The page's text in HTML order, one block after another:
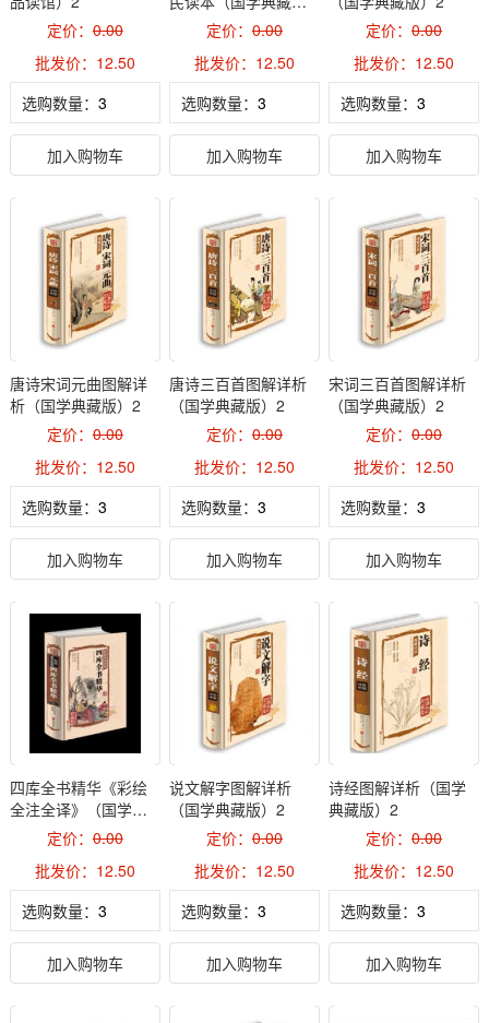
定价：0.00
批发价：12.50
选购数量：
加入购物车
版）2定价： 0.00
批发价：12.50
选购数量：
加入购物车
定价：0.00
批发价：12.50
选购数量：
加入购物车
唐诗宋词元曲图解详
析（国学典藏版）2
定价：0.00
批发价：12.50
选购数量：
加入购物车
唐诗三百首图解详析
（国学典藏版）2
定价： 0.00
批发价：12.50
选购数量：
加入购物车
宋词三百首图解详析
（国学典藏版）2
定价：0.00
批发价：12.50
选购数量：
加入购物车
四库全书精华《彩绘
全注全译》（国学典
藏版）2定价：0.00
批发价：12.50
选购数量：
加入购物车
说文解字图解详析
（国学典藏版）2
定价： 0.00
批发价：12.50
选购数量：
加入购物车
诗经图解详析（国学
典藏版）2
定价：0.00
批发价：12.50
选购数量：
加入购物车